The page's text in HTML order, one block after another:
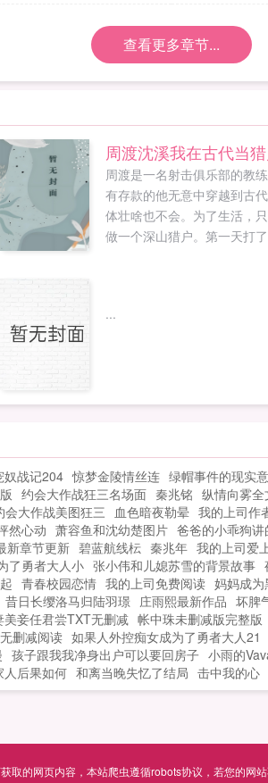
查看更多章节...
周渡是一名射击俱乐部的教
有存款的他无意中穿越到古
体壮啥也不会。为了生活，
做一个深山猎户。第一天打
了！山下的你能不能不要再做
得没话说，已经饿了三天的
些不自在，于是他做了个决
他！他看我眼神不对是喜欢
我饭是喜欢我吧于是两人为
心，各自出招。做废了的菜
他。打死了的鸡，丢他门口
点。第二天一早两人同时推
呼他送我鸡，果然喜欢我！
我饭，果然喜欢我！...
...
奴战记204 惊梦金陵情丝连 绿帽事件的现实
约会大作战狂三名场面 秦兆铭 纵情向雾
会大作战美图狂三 血色暗夜勒晕 我的上司作
然心动 萧容鱼和沈幼楚图片 爸爸的小乖狗
新章节更新 碧蓝航线枟 秦兆年 我的上司爱
了勇者大人小 张小伟和儿媳苏雪的背景故事
青春校园恋情 我的上司免费阅读 妈妈成为
昔日长缨洛马归陆羽璟 庄雨熙最新作品 坏脾
美妾任君尝TXT无删减 帐中珠未删减版完整版
删减阅读 如果人外控痴女成为了勇者大人21
孩子跟我我净身出户可以要回房子 小雨的
人后果如何 和离当晚失忆了结局 击中我的心
取的网页内容，本站爬虫遵循robots协议，若您的网